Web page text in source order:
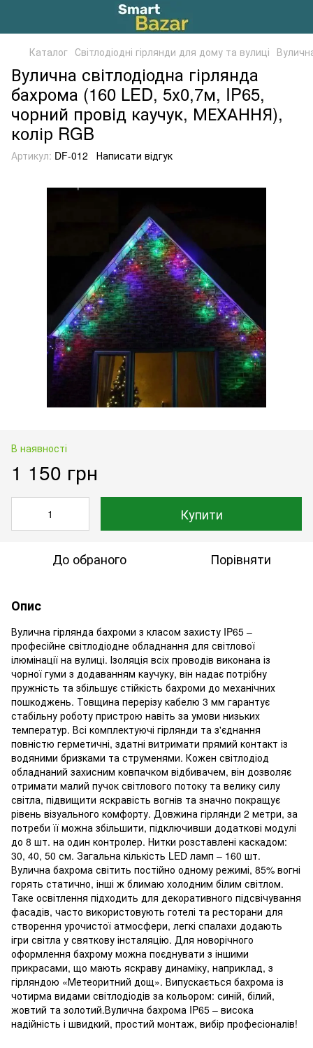
Каталог Світлодіодні гірлянди для дому та вулиці
Вулична світлодіодна гірлянда
бахрома (160 LED, 5х0,7м, IP65,
чорний провід каучук, МЕХАННЯ),
колір RGB
Артикул: DF-012 Написати відгук
В наявності
1 150 грн
Купити
До обраного Порівняти
Опис
Вулична гірлянда бахроми з класом захисту IP65 –
професійне світлодіодне обладнання для світлової
ілюмінації на вулиці. Ізоляція всіх проводів виконана із
чорної гуми з додаванням каучуку, він надає потрібну
пружність та збільшує стійкість бахроми до механічних
пошкоджень. Товщина перерізу кабелю 3 мм гарантує
стабільну роботу пристрою навіть за умови низьких
температур. Всі комплектуючі гірлянди та з'єднання
повністю герметичні, здатні витримати прямий контакт із
водяними бризками та струменями. Кожен світлодіод
обладнаний захисним ковпачком відбивачем, він дозволяє
отримати малий пучок світлового потоку та велику силу
світла, підвищити яскравість вогнів та значно покращує
рівень візуального комфорту. Довжина гірлянди 2 метри, за
потреби її можна збільшити, підключивши додаткові модулі
до 8 шт. на один контролер. Нитки розставлені каскадом:
30, 40, 50 см. Загальна кількість LED ламп – 160 шт.
Вулична бахрома світить постійно одному режимі, 85% вогні
горять статично, інші ж блимаю холодним білим світлом.
Таке освітлення підходить для декоративного підсвічування
фасадів, часто використовують готелі та ресторани для
створення урочистої атмосфери, легкі спалахи додають
ігри світла у святкову інсталяцію. Для новорічного
оформлення бахрому можна поєднувати з іншими
прикрасами, що мають яскраву динаміку, наприклад, з
гірляндою «Метеоритний дощ». Випускається бахрома із
чотирма видами світлодіодів за кольором: синій, білий,
жовтий та золотий.Вулична бахрома IP65 – висока
надійність і швидкий, простий монтаж, вибір професіоналів!